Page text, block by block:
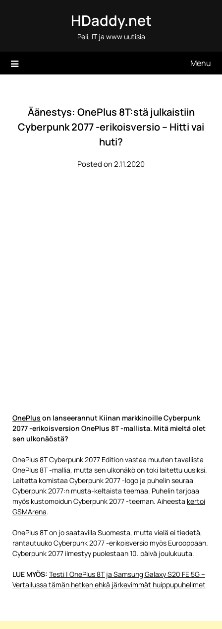
HDaddy.net
Peli, IT ja www uutisia
Menu
Äänestys: OnePlus 8T:stä julkaistiin
Cyberpunk 2077 -erikoisversio – Hitti vai
huti?
Posted on 2.11.2020
OnePlus on lanseerannut Kiinan markkinoille Cyberpunk
2077 -erikoisversion OnePlus 8T -mallista. Mitä mieltä olet
sen ulkonäöstä?
OnePlus 8T Cyberpunk 2077 Edition vastaa muuten tavallista
OnePlus 8T -mallia, mutta sen ulkonäkö on toki laitettu uusiksi.
Laitetta komistaa Cyberpunk 2077 -logo ja puhelin seuraa
Cyberpunk 2077:n musta-keltaista teemaa. Puhelin tarjoaa
myös kustomoidun Cyberpunk 2077 -teeman. Aiheesta kertoi
GSMArena.
OnePlus 8T on jo saatavilla Suomesta, mutta vielä ei tiedetä,
rantautuuko Cyberpunk 2077 -erikoisversio myös Eurooppaan.
Cyberpunk 2077 ilmestyy puolestaan 10. päivä joulukuuta.
LUE MYÖS: Testi | OnePlus 8T ja Samsung Galaxy S20 FE 5G –
Vertailussa tämän hetken ehkä järkevimmät huippupuhelimet